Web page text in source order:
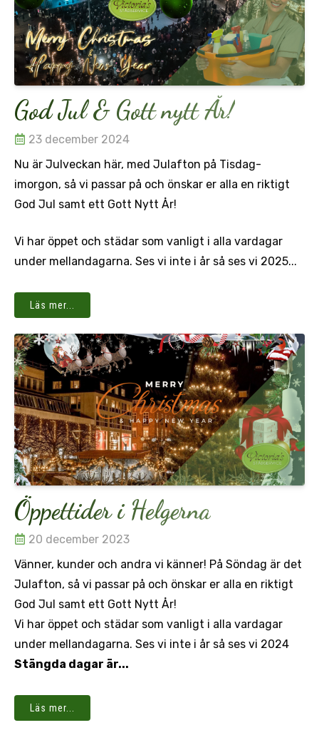
God Jul & Gott nytt År!
23 december 2024
Nu är Julveckan här, med Julafton på Tisdag-
imorgon, så vi passar på och önskar er alla en riktigt
God Jul samt ett Gott Nytt År!
Vi har öppet och städar som vanligt i alla vardagar
under mellandagarna. Ses vi inte i år så ses vi 2025...
Läs mer...
Öppettider i Helgerna
20 december 2023
Vänner, kunder och andra vi känner! På Söndag är det
Julafton, så vi passar på och önskar er alla en riktigt
God Jul samt ett Gott Nytt År!
Vi har öppet och städar som vanligt i alla vardagar
under mellandagarna. Ses vi inte i år så ses vi 2024
Stängda dagar är...
Läs mer...